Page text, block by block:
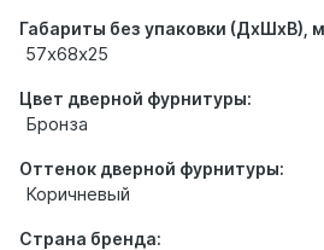
Габариты без упаковки (ДхШхВ),
57х68х25
Цвет дверной фурнитуры:
Бронза
Оттенок дверной фурнитуры:
Коричневый
Страна бренда: